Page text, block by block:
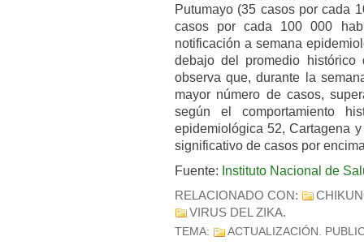
Putumayo (35 casos por cada
casos por cada 100 000
notificación a semana
debajo del promedio
observa que, durante la
mayor número de casos,
según el comportamiento
epidemiológica 52, Cartagena
significativo de casos por
Fuente: Instituto Nacional de
RELACIONADO CON:
VIRUS DEL ZIKA.
TEMA: ACTUALIZACIÓN .